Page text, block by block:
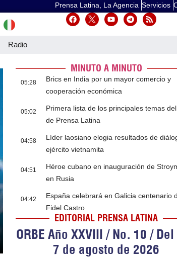
Prensa Latina, La Agencia Servicios
Radio
MINUTO A MINUTO
05:28
Brics en India por un mayor comercio y
cooperación económica
05:02
Primera lista de los principales temas
de Prensa Latina
04:58
Líder laosiano elogia resultados de
ejército vietnamita
04:51
Héroe cubano en inauguración de
en Rusia
04:42
España celebrará en Galicia centenario
Fidel Castro
EDITORIAL PRENSA LATINA
ORBE Año XXVIII / No. 10 /
7 de agosto de 2026